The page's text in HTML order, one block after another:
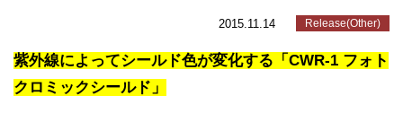
2015.11.14 Release(Other)
紫外線によってシールド色が変化する「CWR-1 フォト
クロミックシールド」